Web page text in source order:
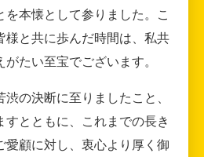
本懐として参りました。こ
様と共に歩んだ時間は、私共
たい至宝でございます。
の決断に至りましたこと、
とともに、これまでの長き
愛顧に対し、衷心より厚く御